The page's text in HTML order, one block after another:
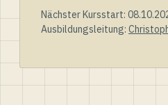
Nächster Kursstart:
Ausbildungsleitung: